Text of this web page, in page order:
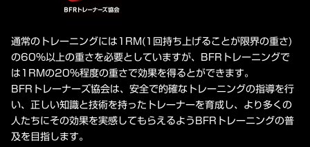
通常のトレーニングには1RM(1回持ち上げることが限界の重さ)
の60%以上の重さを必要としていますが、BFRトレーニングで
は1RMの20%程度の重さで効果を得るとができます。
BFRトレーナーズ協会は、安全で的確なトレーニングの指導を行
い、正しい知識と技術を持ったトレーナーを育成し、より多くの
人たちにその効果を実感してもらえるようBFRトレーニングの普
及を目指します。